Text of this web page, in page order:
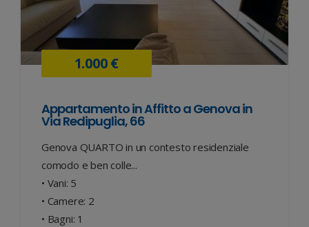
1.000 €
Appartamento in Affitto a Genova in
Via Redipuglia, 66
Genova QUARTO in un contesto residenziale
comodo e ben colle...
• Vani: 5
• Camere: 2
• Bagni: 1